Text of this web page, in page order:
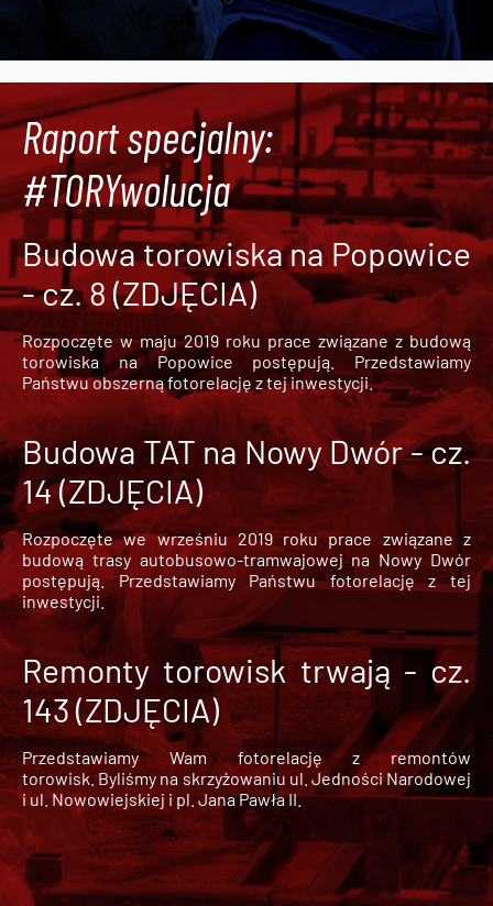
Raport specjalny:
#TORYwolucja
Budowa torowiska na Popowice
- cz. 8 (ZDJĘCIA)
Rozpoczęte w maju 2019 roku prace związane z budową
torowiska na Popowice
postępują. Przedstawiamy
Państwu obszerną fotorelację z tej inwestycji.
Budowa TAT na Nowy Dwór - cz.
14 (ZDJĘCIA)
Rozpoczęte we wrześniu 2019 roku prace związane z
budową trasy autobusowo-tramwajowej na Nowy Dwór
postępują. Przedstawiamy Państwu fotorelację z tej
inwestycji.
Remonty torowisk trwają - cz.
143 (ZDJĘCIA)
Przedstawiamy Wam fotorelację z remontów
torowisk. Byliśmy na skrzyżowaniu ul. Jedności Narodowej
i ul. Nowowiejskiej i pl. Jana Pawła II.